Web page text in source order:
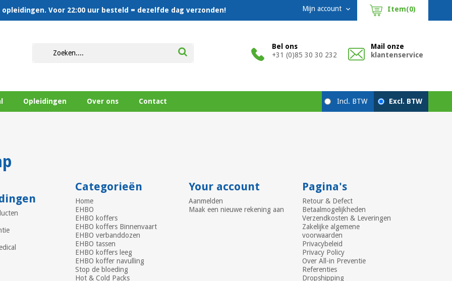
Voor 22:00 uur besteld = dezelfde dag verzonden! Item(0)
Mijn account 
Bel ons
+31 (0)85 30 30 232
Mail onze
klantenservice
Opleidingen Over ons Contact
Categorieën
Home
EHBO
EHBO koffers
EHBO koffers Binnenvaart
EHBO verbanddozen
EHBO tassen
EHBO koffers leeg
EHBO koffer navulling
Stop de bloeding
Hot & Cold Packs
Your account
Aanmelden
Maak een nieuwe rekening aan
Pagina's
Retour & Defect
Betaalmogelijkheden
Verzendkosten & Leveringen
Zakelijke algemene
voorwaarden
Privacybeleid
Privacy Policy
Over All-in Preventie
Referenties
Dropshipping